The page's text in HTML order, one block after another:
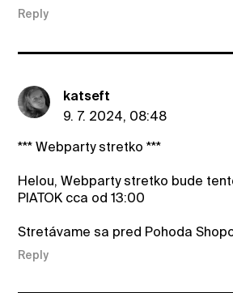
Reply
katseft
9. 7. 2024, 08:48
*** Webparty stretko ***
Helou, Webparty stretko bude
PIATOK cca od 13:00
Stretávame sa pred Pohoda
Reply